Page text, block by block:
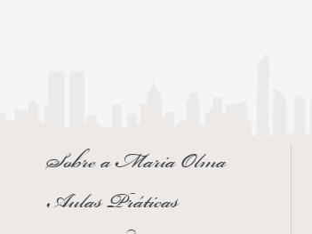
Sobre a Maria Olma
Aulas Práticas